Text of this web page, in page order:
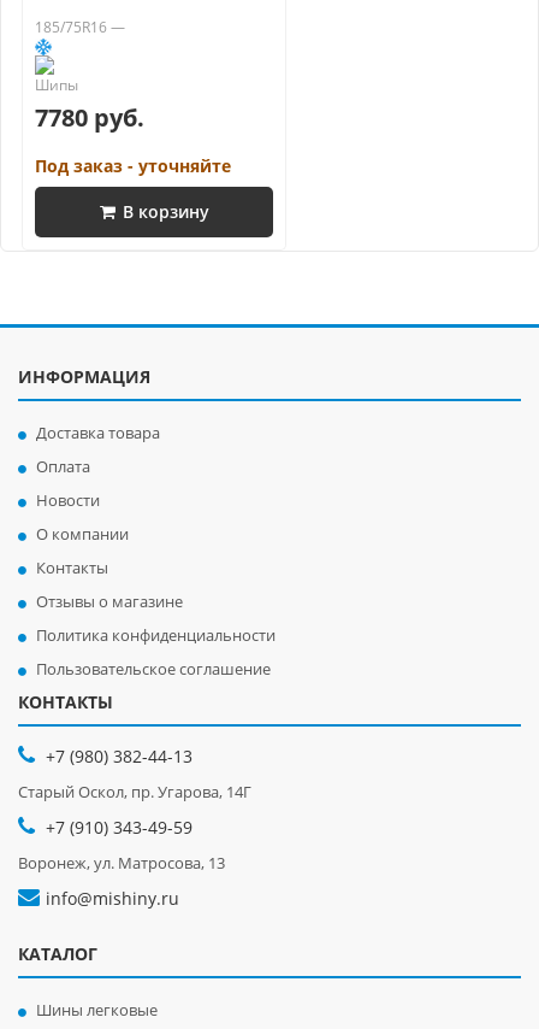
185/75R16 —
7780 руб.
Под заказ - уточняйте
В корзину
ИНФОРМАЦИЯ
Доставка товара
Оплата
Новости
О компании
Контакты
Отзывы о магазине
Политика конфиденциальности
Пользовательское соглашение
КОНТАКТЫ
+7 (980) 382-44-13
Старый Оскол, пр. Угарова, 14Г
+7 (910) 343-49-59
Воронеж, ул. Матросова, 13
info@mishiny.ru
КАТАЛОГ
Шины легковые